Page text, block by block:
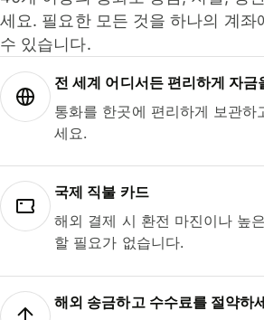
세요. 필요한 모든 것을 하나의 계좌
수 있습니다.
전 세계 어디서든 편리하게 자금
통화를 한곳에 편리하게 보관하
세요.
국제 직불 카드
해외 결제 시 환전 마진이나 높
할 필요가 없습니다.
해외 송금하고 수수료를 절약하